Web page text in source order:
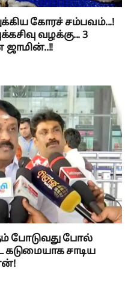
கோரச் சம்பவம்...!
வழக்கு... 3
ஜாமின்..!!
போடுவது போல்
சாடிய